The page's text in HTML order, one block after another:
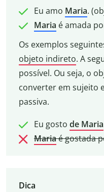
Eu amo Maria.
Maria é amada
Os exemplos
objeto indireto. A
possível. Ou seja, o
converter em sujeito
passiva.
Eu gosto de Maria
Mariaé gostada
Dica